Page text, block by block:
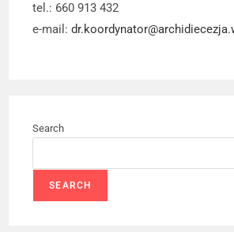
tel.: 660 913 432
e-mail:
Search
SEARCH